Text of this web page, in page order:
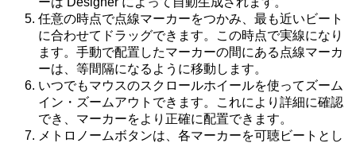
任意の時点で点線マーカーをつかみ、最も近いビート
に合わせてドラッグできます。この時点で実線になり
ます。手動で配置したマーカーの間にある点線マーカ
ーは、等間隔になるように移動します。
いつでもマウスのスクロールホイールを使ってズーム
イン・ズームアウトできます。これにより詳細に確認
でき、マーカーをより正確に配置できます。
メトロノームボタンは、各マーカーを可聴ビートとし